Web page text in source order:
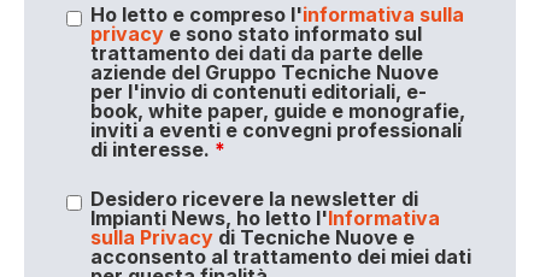
Ho letto e compreso l'informativa sulla
privacye sono stato informato sul
trattamento dei dati da parte delle
aziende del Gruppo Tecniche Nuove
per l'invio di contenuti editoriali, e-
book, white paper, guide e monografie,
inviti a eventi e convegni professionali
di interesse. *
Desidero ricevere la newsletter di
Impianti News, ho letto l'Informativa
sulla Privacydi Tecniche Nuove e
acconsento al trattamento dei miei dati